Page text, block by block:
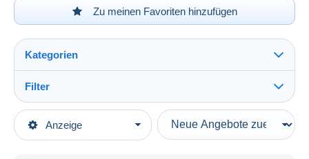
Zu meinen Favoriten hinzufügen
Anzeige
Kategorien
Hauptkategorien
Filter
Art der Verkäufe
Laufende Angebote